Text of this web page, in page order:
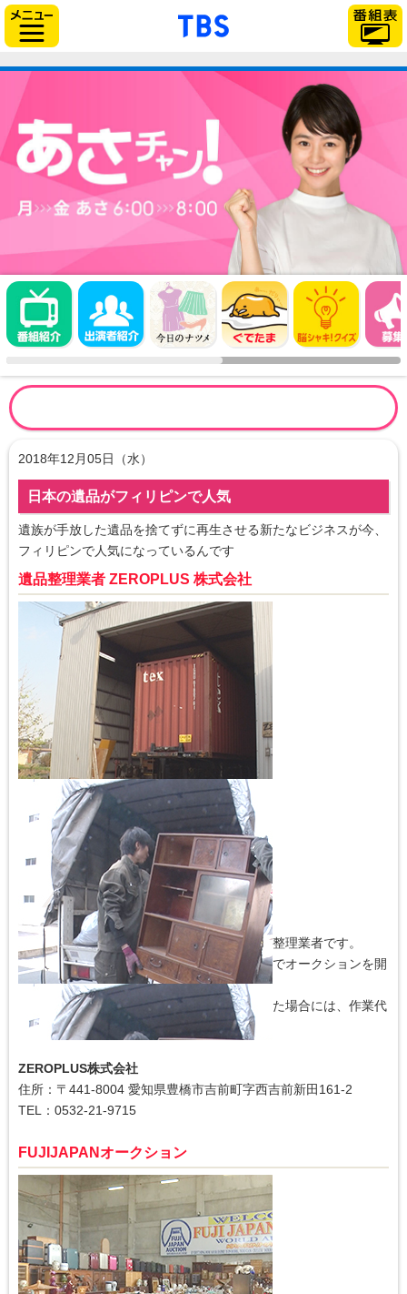
「TBSテレビ」トップページ
2018年12月05日（水）
日本の遺品がフィリピンで人気
遺族が手放した遺品を捨てずに再生させる新たなビジネスが今、
フィリピンで人気になっているんです
遺品整理業者 ZEROPLUS 株式会社
愛知県・豊橋市にある不用品回収買取・遺品整理業者です。
遺品を大切に引き継ぐ文化のあるフィリピンでオークションを開
催しています
※オークションに出品できそうな遺品があった場合には、作業代
金から値引きしています。
ZEROPLUS株式会社
住所：〒441-8004 愛知県豊橋市吉前町字西吉前新田161-2
TEL：0532-21-9715
FUJIJAPANオークション